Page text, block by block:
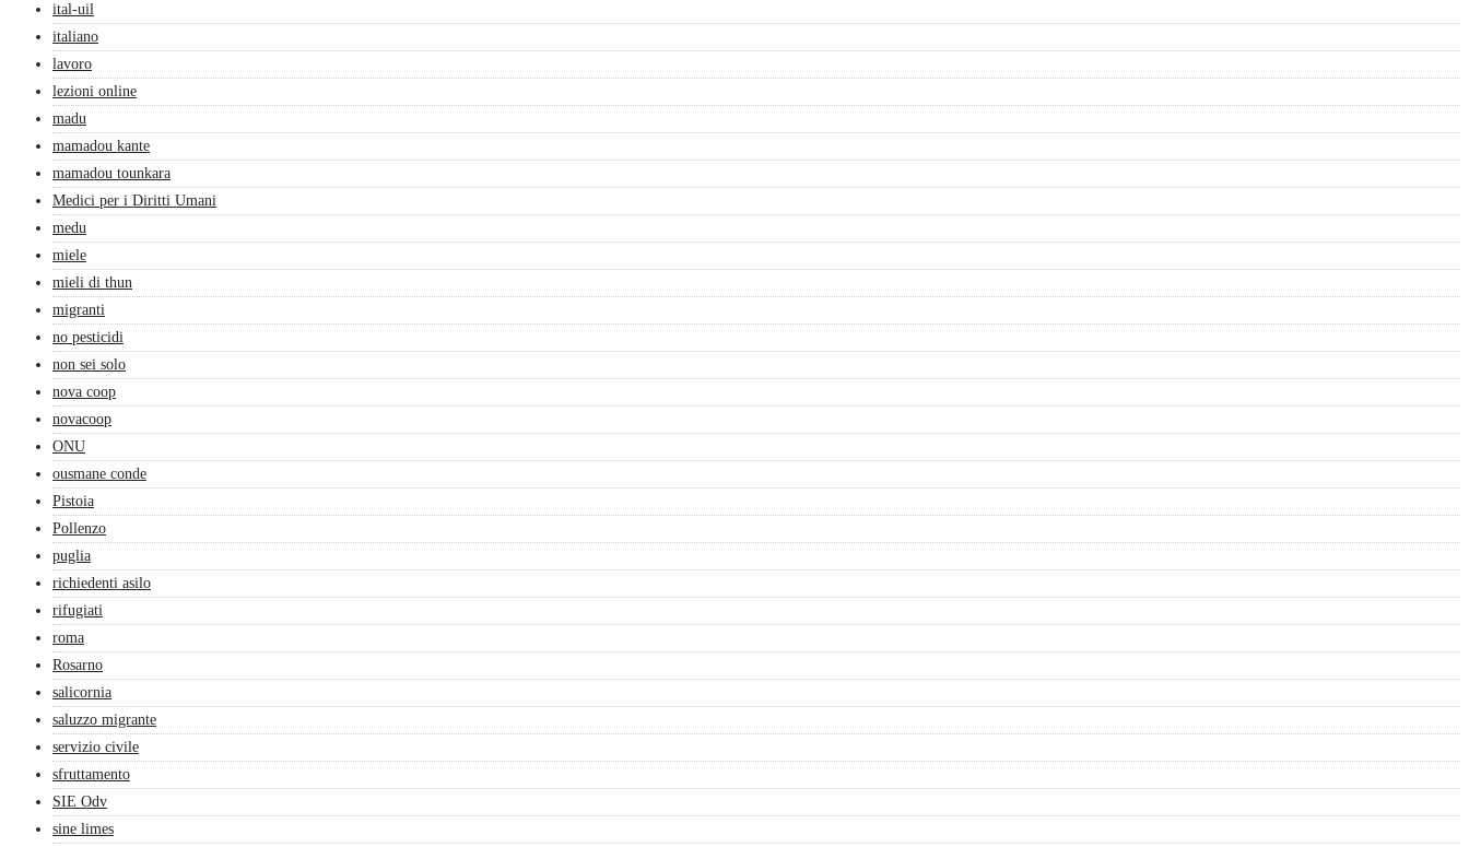
ital-uil
italiano
lavoro
lezioni online
madu
mamadou kante
mamadou tounkara
Medici per i Diritti Umani
medu
miele
mieli di thun
migranti
no pesticidi
non sei solo
nova coop
novacoop
ONU
ousmane conde
Pistoia
Pollenzo
puglia
richiedenti asilo
rifugiati
roma
Rosarno
salicornia
saluzzo migrante
servizio civile
sfruttamento
SIE Odv
sine limes